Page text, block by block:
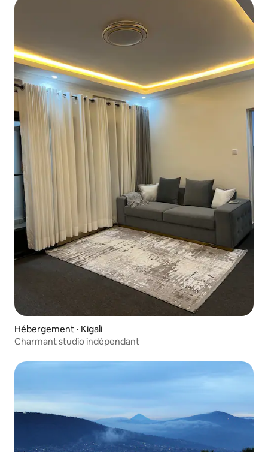
Hébergement ⋅ Kigali
Charmant studio indépendant